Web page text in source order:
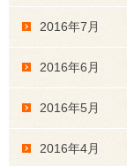
2016年7月
2016年6月
2016年5月
2016年4月